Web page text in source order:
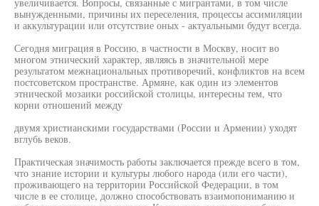
вынужденными, причины их переселения, процессы ассимиляции
и аккультурации или отсутствие оных - актуальными будут всегда.
Сегодня миграция в Россию, в частности в Москву, носит во
многом этнический характер, являясь в значительной мере
результатом межнациональных противоречий, конфликтов на всем
постсоветском пространстве. Армяне, как один из элементов
этнической мозаики российской столицы, интересны тем, что
корни отношений между
двумя христианскими государствами (России и Армении) уходят
вглубь веков.
Практическая значимость работы заключается прежде всего в том,
что знание истории и культуры любого народа (или его части),
проживающего на территории Российской Федерации, в том
числе в ее столице, должно способствовать взаимопониманию и